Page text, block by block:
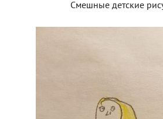
Смешные детские